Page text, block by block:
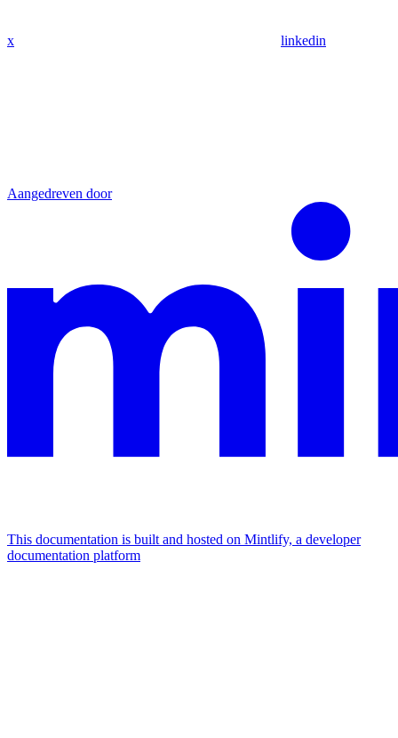
x linkedin
Aangedreven door
This documentation is built and hosted on Mintlify, a developer
documentation platform